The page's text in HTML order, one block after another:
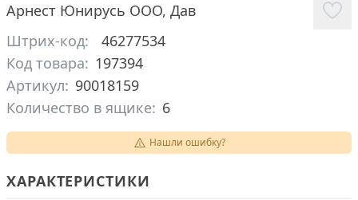
Арнест Юнирусь ООО, Дав
Штрих-код:
46277534
Код товара: 197394
Артикул: 90018159
Количество в ящике: 6
Нашли ошибку?
ХАРАКТЕРИСТИКИ